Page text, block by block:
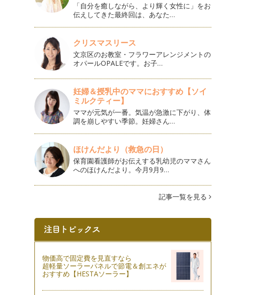
「自分を癒しながら、より輝く女性に」をお
伝えしてきた最終回は、あなた…
クリスマスリース
文京区のお教室・フラワーアレンジメントの
オパールOPALEです。お子…
妊婦＆授乳中のママにおすすめ【ソイ
ミルクティー】
ママが元気が一番。気温が急激に下がり、体
調を崩しやすい季節。妊婦さん…
ほけんだより（救急の日）
保育園看護師がお伝えする乳幼児のママさん
へのほけんだより。今月9月9…
記事一覧を見る
物価高で固定費を見直すなら
超軽量ソーラーパネルで節電＆創エネが
おすすめ【HESTAソーラー】